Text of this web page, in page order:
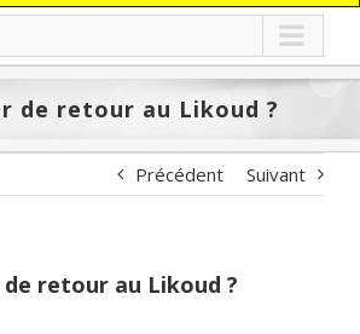
de retour au Likoud ?
Précédent Suivant
de retour au Likoud ?